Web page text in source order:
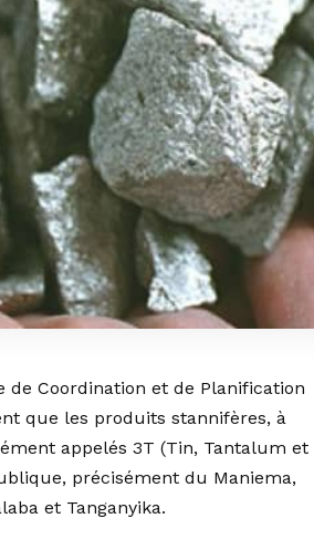
de Coordination et de Planification
que les produits stannifères, à
appelés 3T (Tin, Tantalum et
précisément du Maniema,
et Tanganyika.